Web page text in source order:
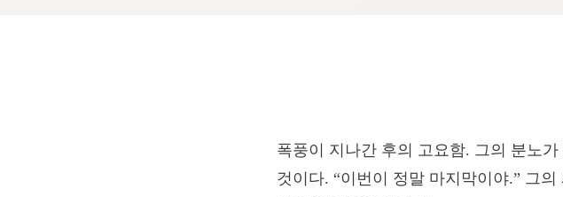
폭풍이 지나간 후의 고요함. 그의 분노
것이다. “이번이 정말 마지막이야.” 그